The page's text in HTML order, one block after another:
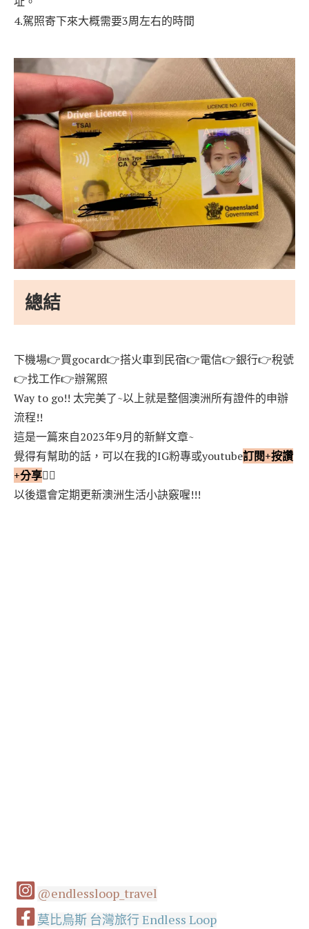
4.駕照寄下來大概需要3周左右的時間
總結
下機場👉買gocard👉搭火車到民宿👉電信👉銀行👉稅號
👉找工作👉辦駕照
Way to go!! 太完美了~以上就是整個澳洲所有證件的申辦
流程!!
這是一篇來自2023年9月的新鮮文章~
覺得有幫助的話，可以在我的IG粉專或youtube訂閱+按讚
+分享❤️‍🔥
以後還會定期更新澳洲生活小訣竅喔!!!
@endlessloop_travel
莫比烏斯 台灣旅行 Endless Loop